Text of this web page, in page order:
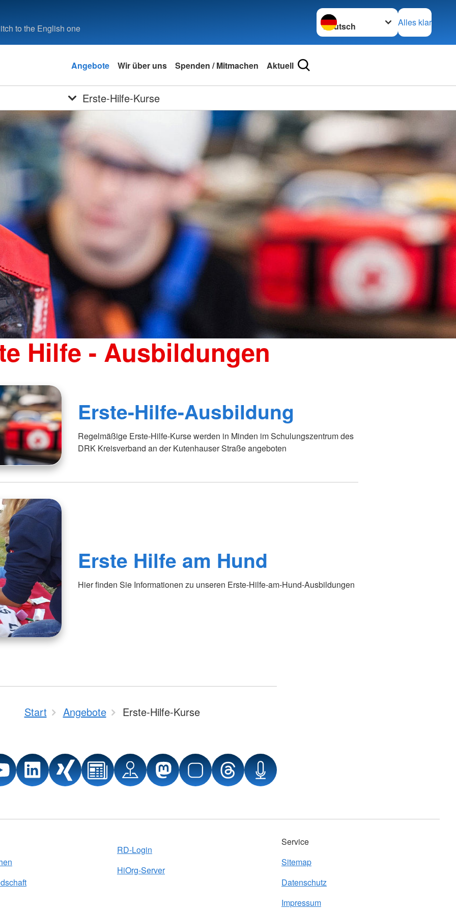
to the English one
Sprache wechseln zu
Alles klar
Angebote Wir über uns Spenden / Mitmachen Aktuell
Erste-Hilfe-Kurse
Hilfe - Ausbildungen
Erste-Hilfe-Ausbildung
Regelmäßige Erste-Hilfe-Kurse werden in Minden im Schulungszentrum des
DRK Kreisverband an der Kutenhauser Straße angeboten
Erste Hilfe am Hund
Hier finden Sie Informationen zu unseren Erste-Hilfe-am-Hund-Ausbildungen
Start Angebote Erste-Hilfe-Kurse
RD-Login
HiOrg-Server
Service
Sitemap
Datenschutz
Impressum